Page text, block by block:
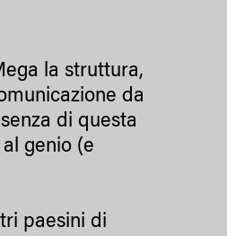
la struttura,
da
di questa
genio (e
paesini di